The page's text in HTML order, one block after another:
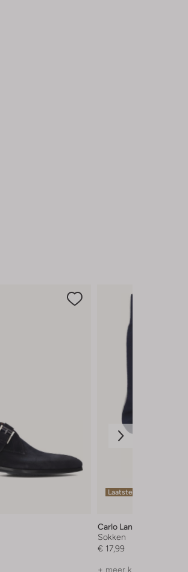
Laatste maten
Carlo Lanza
Sokken
€ 17,99
+ meer kleuren